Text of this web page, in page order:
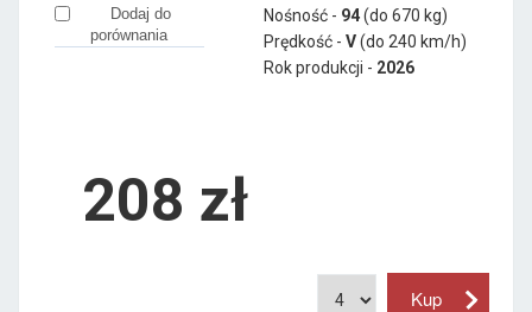
Dodaj do
porównania
Nośność - 94(do 670 kg)
Prędkość - V(do 240 km/h)
Rok produkcji - 2026
208 zł